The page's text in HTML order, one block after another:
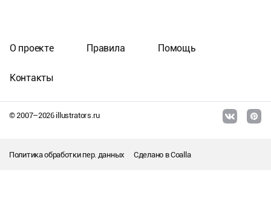
© 2007–2026illustrators.ru
О проекте Правила Помощь
Контакты
Политика обработки пер. данных Сделано вCoalla